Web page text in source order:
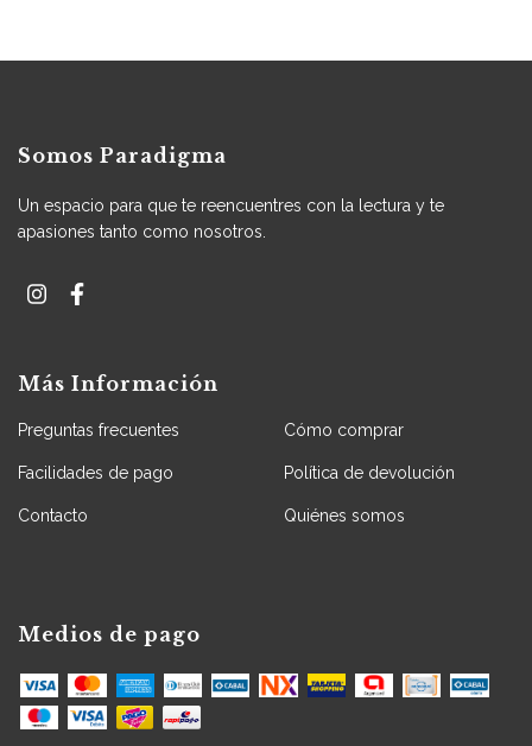
Somos Paradigma
Un espacio para que te reencuentres con la lectura y te
apasiones tanto como nosotros.
Más Información
Preguntas frecuentes Cómo comprar
Facilidades de pago Política de devolución
Contacto Quiénes somos
Medios de pago